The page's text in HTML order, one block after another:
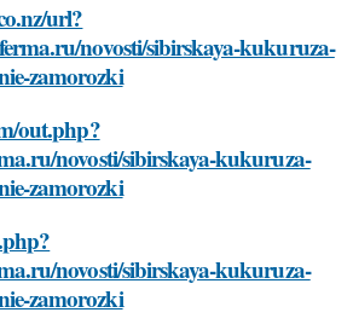
url?
novosti/sibirskaya-kukuruza-
zamorozki
out.php?
novosti/sibirskaya-kukuruza-
zamorozki
novosti/sibirskaya-kukuruza-
zamorozki